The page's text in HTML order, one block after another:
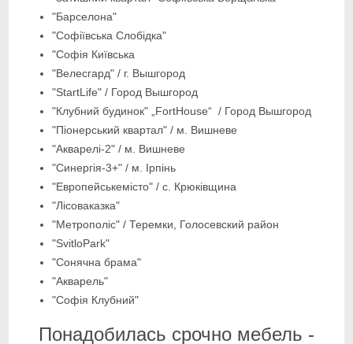
"Барселона"
"Софіївська Слобідка"
"Софія Київська
"Велесгард" / г. Вышгород
"StartLife" / Город Вышгород
"Клубний будинок" „FortHouse“ / Город Вышгород
"Піонерський квартал" / м. Вишневе
"Акварелі-2" / м. Вишневе
"Синергія-3+" / м. Ірпінь
"Европейськемісто" / с. Крюківщина
"Лісоваказка"
"Метрополіс" / Теремки, Голосевский район
"SvitloPark"
"Сонячна брама"
"Акварель"
"Софія Клубний"
Понадобилась срочно мебель -